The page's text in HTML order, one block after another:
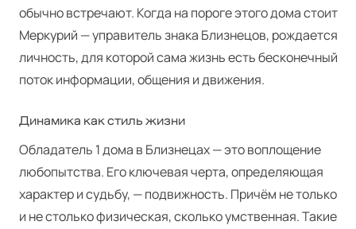
обычно встречают. Когда на пороге этого дома стоит
Меркурий — управитель знака Близнецов, рождается
личность, для которой сама жизнь есть бесконечный
поток информации, общения и движения.
Динамика как стиль жизни
Обладатель 1 дома в Близнецах — это воплощение
любопытства. Его ключевая черта, определяющая
характер и судьбу, — подвижность. Причём не только
и не столько физическая, сколько умственная. Такие